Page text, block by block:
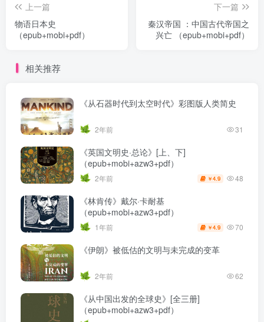
上一篇
物语日本史
（epub+mobi+pdf）
下一篇
秦汉帝国 ：中国古代帝国之
兴亡 （epub+mobi+pdf）
相关推荐
《从石器时代到太空时代》彩图版人类简史
2年前 31
《英国文明史·总论》[上、下]
（epub+mobi+azw3+pdf）
2年前 ￥4.9 48
《林肯传》戴尔·卡耐基
（epub+mobi+azw3+pdf）
1年前 ￥4.9 70
《伊朗》被低估的文明与未完成的变革
2年前 62
《从中国出发的全球史》[全三册]
（epub+mobi+azw3+pdf）